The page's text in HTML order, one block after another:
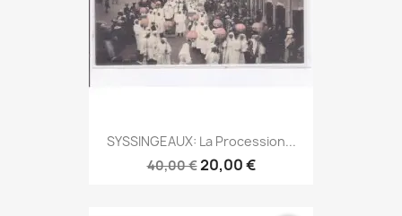
SYSSINGEAUX: La Procession...
40,00 €20,00 €